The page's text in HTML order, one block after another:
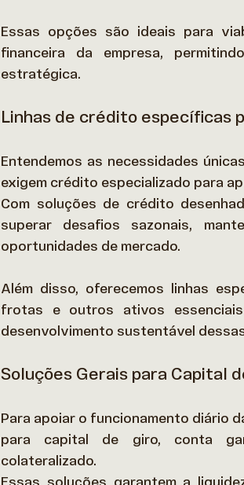
Essas opções são ideais para
financeira da empresa,
estratégica.
Linhas de crédito específicas
Entendemos as necessidades
exigem crédito especializado para
Com soluções de crédito
superar desafios sazonais,
oportunidades de mercado.
Além disso, oferecemos linhas
frotas e outros ativos
desenvolvimento sustentável
Soluções Gerais para Capital
Para apoiar o funcionamento diário
para capital de giro, conta
colateralizado.